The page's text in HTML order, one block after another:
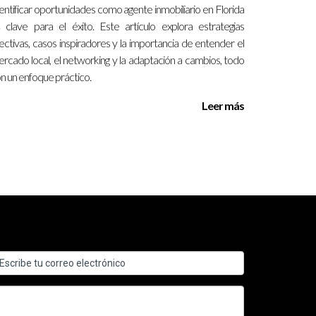
investigación diligente y un enfoque
efectivas, puedes posicionarte
orientación posible!
oportunidades como agente inmobiliario en Florida
clave para el éxito. Este artículo explora estrategias
casos inspiradores y la importancia de entender el
local, el networking y la adaptación a cambios, todo
un enfoque práctico.
Leer más